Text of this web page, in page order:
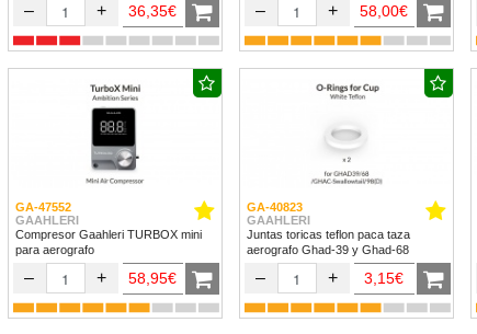
– + 36,35€ – + 58,00€
GA-47552
GAAHLERI
Compresor Gaahleri TURBOX mini
para aerografo
– + 58,95€
GA-40823
GAAHLERI
Juntas toricas teflon paca taza
aerografo Ghad-39 y Ghad-68
– + 3,15€